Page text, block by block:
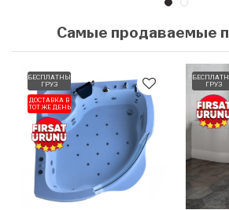
Самые продаваемые
БЕСПЛАТНЫЙ
ГРУЗ
ДОСТАВКА В
ТОТ ЖЕ ДЕНЬ
ГРУЗ